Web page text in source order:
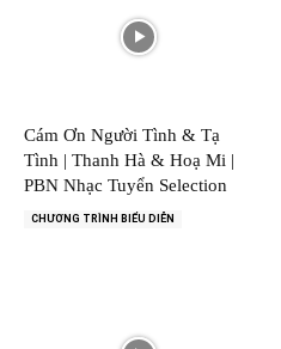
Cám Ơn Người Tình & Tạ
Tình | Thanh Hà & Hoạ Mi |
PBN Nhạc Tuyển Selection
CHƯƠNG TRÌNH BIỂU DIỄN